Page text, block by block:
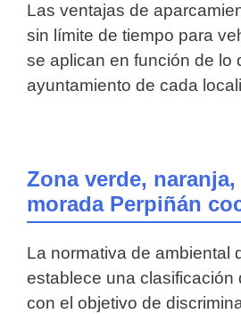
Las ventajas de
sin límite de tiempo para
se aplican en función de lo
ayuntamiento de cada
Zona verde,
morada Perpiñán
La normativa de ambiental
establece una clasificación
con el objetivo de